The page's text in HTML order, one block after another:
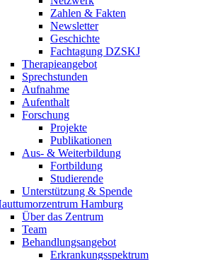
Zahlen & Fakten
Newsletter
Geschichte
Fachtagung DZSKJ
Therapieangebot
Sprechstunden
Aufnahme
Aufenthalt
Forschung
Projekte
Publikationen
Aus- & Weiterbildung
Fortbildung
Studierende
Unterstützung & Spende
Hamburg
Über das Zentrum
Team
Behandlungsangebot
Erkrankungsspektrum